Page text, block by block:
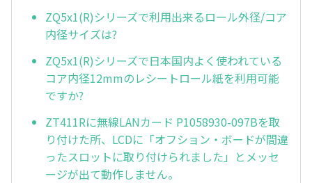
ZQ5x1(R)シリーズで利用出来るロール外径/コア
内径サイズは?
ZQ5x1(R)シリーズで日本国内よく使われている
コア内径12mmのレシートロール紙を利用可能
ですか?
ZT411Rに無線LANカード P1058930-097Bを取
り付けた所、LCDに「オフション・ボードが間違
ったスロットに取り付けられました」とメッセ
ージが出て動作しません。